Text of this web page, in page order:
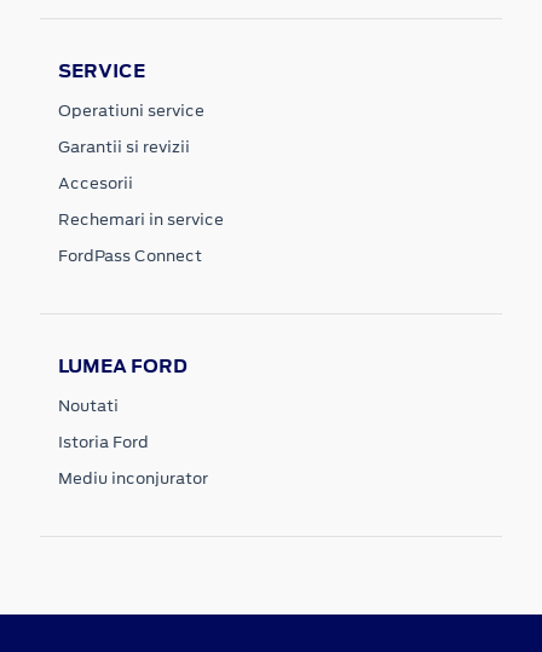
SERVICE
Operatiuni service
Garantii si revizii
Accesorii
Rechemari in service
FordPass Connect
LUMEA FORD
Noutati
Istoria Ford
Mediu inconjurator